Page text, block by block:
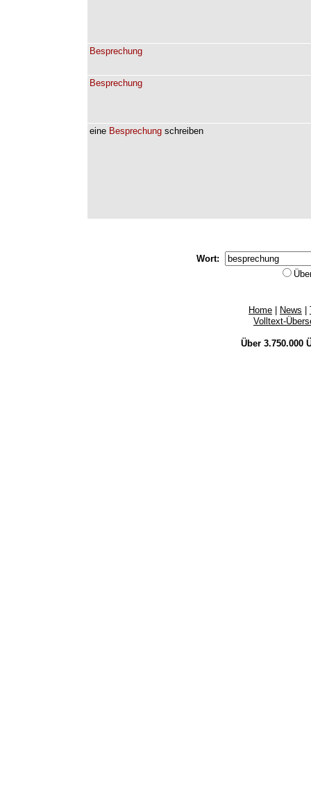
Besprechung
Besprechung
eine Besprechung schreiben
Wort:
Home News
Volltext-
Über 3.750.000